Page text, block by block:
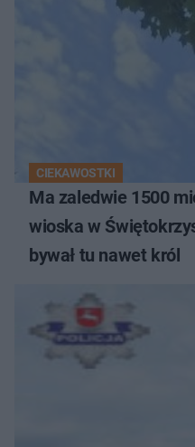
CIEKAWOSTKI
Ma zaledwie 1500
wioska w
bywał tu nawet król